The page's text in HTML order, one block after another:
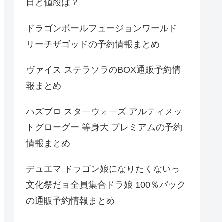
日と値段は？
ドラゴンボールフュージョンワールド
リーチザゴッドの予約情報まとめ
ヴァイス ステラソラのBOX通販予約情
報まとめ
ハズブロ スターウォーズ アルティメッ
トグローグー 等身大 プレミアムの予約
情報まとめ
デュエマ ドラゴン娘になりたくないっ
文化祭だョ全員集合ドラ娘 100％パック
の通販予約情報まとめ